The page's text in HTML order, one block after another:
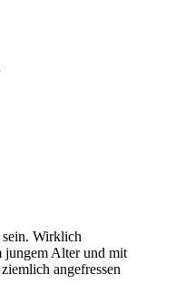
Wirklich
jungem Alter und mit
angefressen